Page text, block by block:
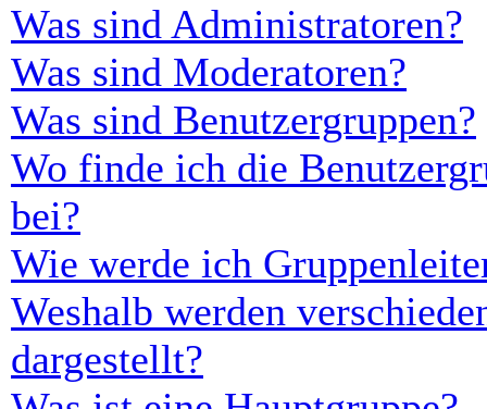
Was sind Administratoren?
Was sind Moderatoren?
Was sind Benutzergruppen?
Wo finde ich die
bei?
Wie werde ich
Weshalb werden
dargestellt?